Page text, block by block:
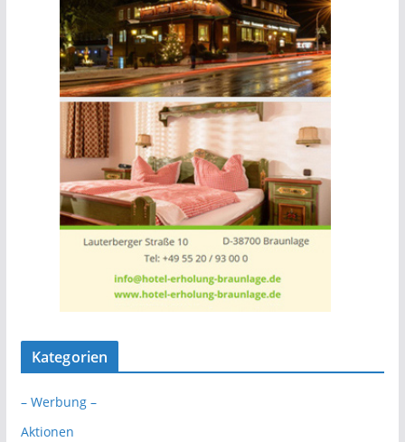
Kategorien
– Werbung –
Aktionen